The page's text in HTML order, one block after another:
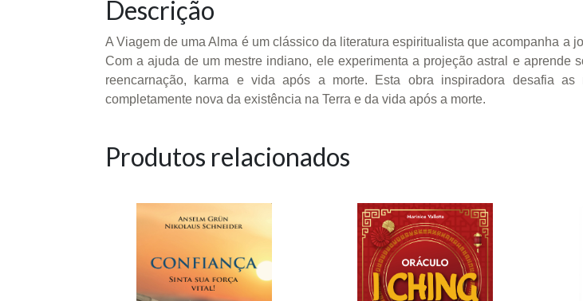
Descrição
A Viagem de uma Alma é um clássico da literatura espiritualista que acompanha a
Com a ajuda de um mestre indiano, ele experimenta a projeção astral e aprende
reencarnação, karma e vida após a morte. Esta obra inspiradora desafia
completamente nova da existência na Terra e da vida após a morte.
Produtos relacionados